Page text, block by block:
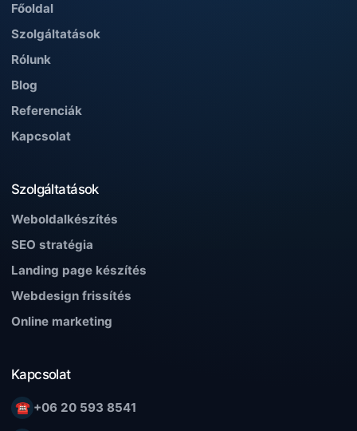
Főoldal
Szolgáltatások
Rólunk
Blog
Referenciák
Kapcsolat
Szolgáltatások
Weboldalkészítés
SEO stratégia
Landing page készítés
Webdesign frissítés
Online marketing
Kapcsolat
☎ +06 20 593 8541